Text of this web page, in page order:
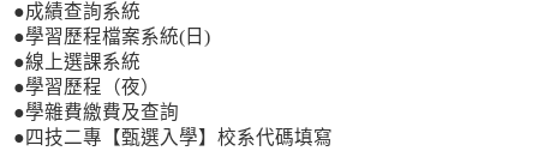
●成績查詢系統
●學習歷程檔案系統(日)
●線上選課系統
●學習歷程（夜）
●學雜費繳費及查詢
●四技二專【甄選入學】校系代碼填寫